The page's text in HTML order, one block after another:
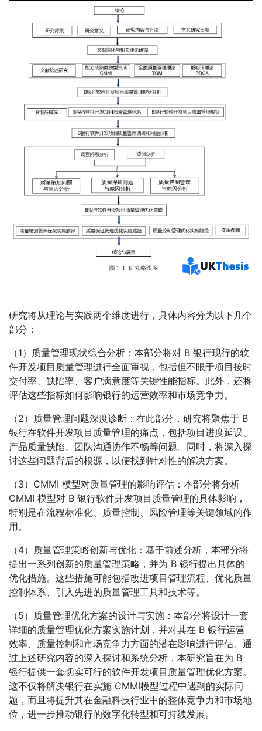
研究将从理论与实践两个维度进行，具体内容分为以下几个
部分：
（1）质量管理现状综合分析：本部分将对 B 银行现行的软
件开发项目质量管理进行全面审视，包括但不限于项目按时
交付率、缺陷率、客户满意度等关键性能指标。此外，还将
评估这些指标如何影响银行的运营效率和市场竞争力。
（2）质量管理问题深度诊断：在此部分，研究将聚焦于 B
银行在软件开发项目质量管理的痛点，包括项目进度延误、
产品质量缺陷、团队沟通协作不畅等问题。同时，将深入探
讨这些问题背后的根源，以便找到针对性的解决方案。
（3）CMMI 模型对质量管理的影响评估：本部分将分析
CMMI 模型对 B 银行软件开发项目质量管理的具体影响，
特别是在流程标准化、质量控制、风险管理等关键领域的作
用。
（4）质量管理策略创新与优化：基于前述分析，本部分将
提出一系列创新的质量管理策略，并为 B 银行提出具体的
优化措施。这些措施可能包括改进项目管理流程、优化质量
控制体系、引入先进的质量管理工具和技术等。
（5）质量管理优化方案的设计与实施：本部分将设计一套
详细的质量管理优化方案实施计划，并对其在 B 银行运营
效率、质量控制和市场竞争力方面的潜在影响进行评估。通
过上述研究内容的深入探讨和系统分析，本研究旨在为 B
银行提供一套切实可行的软件开发项目质量管理优化方案。
这不仅将解决银行在实施 CMMI模型过程中遇到的实际问
题，而且将提升其在金融科技行业中的整体竞争力和市场地
位，进一步推动银行的数字化转型和可持续发展。